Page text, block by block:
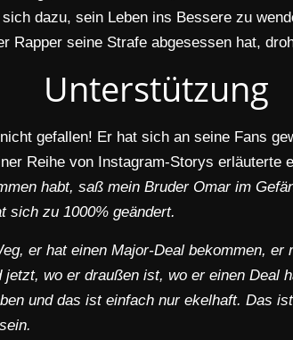
dazu, sein Leben ins Bessere zu
Rapper seine Strafe abgesessen hat,
Unterstützung
gefallen! Er hat sich an seine Fans
Reihe von Instagram-Storys erläuterte
habt, saß mein Bruder Omar im
sich zu 1000% geändert.
er hat einen Major-Deal bekommen,
jetzt, wo er draußen ist, wo er einen Deal
und das ist einfach nur ekelhaft. Das